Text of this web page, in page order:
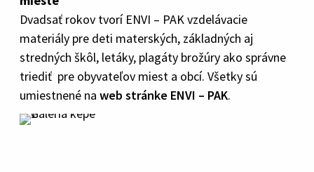
Dvadsať rokov tvorí ENVI – PAK vzdelávacie
materiály pre deti materských, základných aj
stredných škôl, letáky, plagáty brožúry ako správne
triediť pre obyvateľov miest a obcí. Všetky sú
umiestnené na web stránke ENVI – PAK.